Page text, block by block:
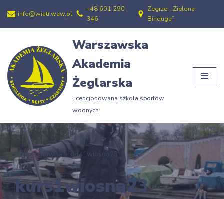
Przejdź
treści
info@wiatr.waw.pl
+48 601 290
346
Zegrze, „Zielona
Binduga”
Warszawska
Akademia
Żeglarska
licencjonowana szkoła sportów
wodnych
Strona główna» kurs1wiosna23
kurs1wiosna23